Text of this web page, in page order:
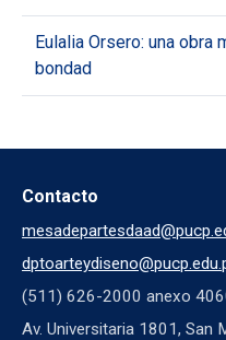
Eulalia Orsero: una obra
bondad
Contacto
(511) 626-2000 anexo
Av. Universitaria 1801, San